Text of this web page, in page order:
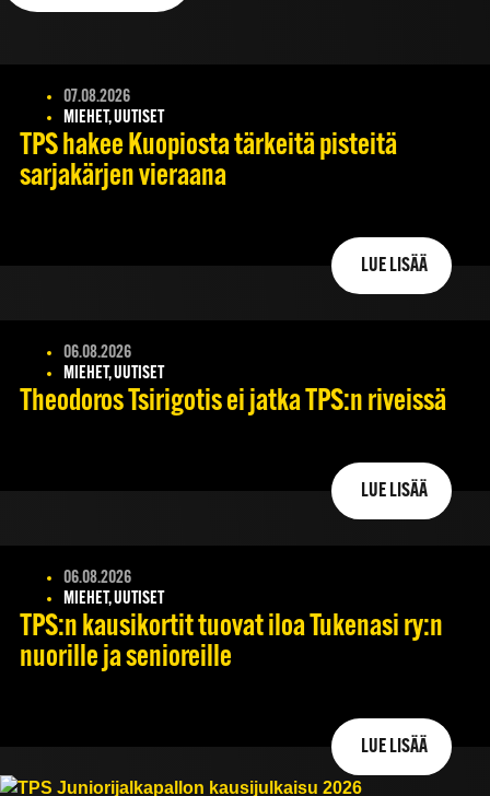
07.08.2026
MIEHET, UUTISET
TPS hakee Kuopiosta tärkeitä pisteitä
sarjakärjen vieraana
LUE LISÄÄ
06.08.2026
MIEHET, UUTISET
Theodoros Tsirigotis ei jatka TPS:n riveissä
LUE LISÄÄ
06.08.2026
MIEHET, UUTISET
TPS:n kausikortit tuovat iloa Tukenasi ry:n
nuorille ja senioreille
LUE LISÄÄ